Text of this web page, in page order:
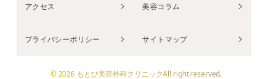
アクセス 美容コラム
プライバシーポリシー サイトマップ
© 2026 もとび美容外科クリニックAll right reserved.